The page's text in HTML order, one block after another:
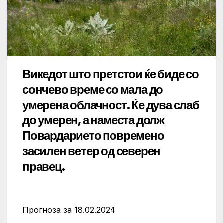
Викедот што претстои ќе биде со
сончево време со мала до
умерена облачност. Ќе дува слаб
до умерен, а наместа долж
Повардарието повремено
засилен ветер од северен
правец.
Прогноза за 18.02.2024